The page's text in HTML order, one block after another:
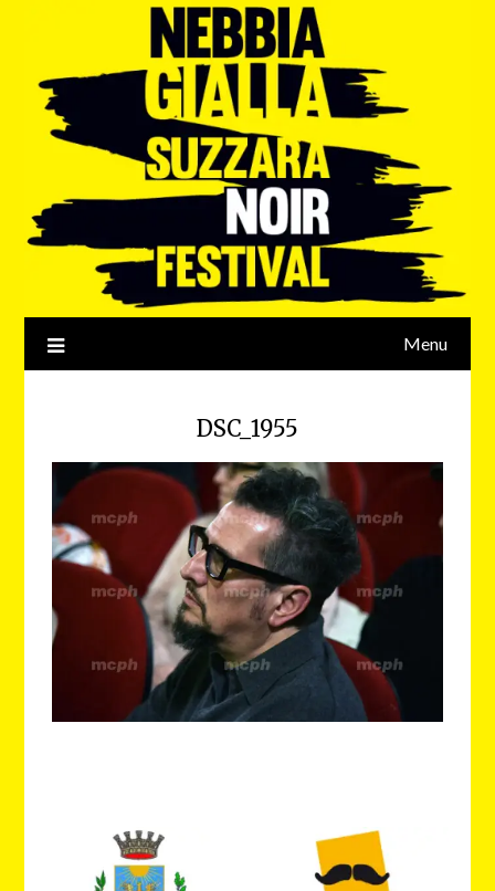
Menu
DSC_1955